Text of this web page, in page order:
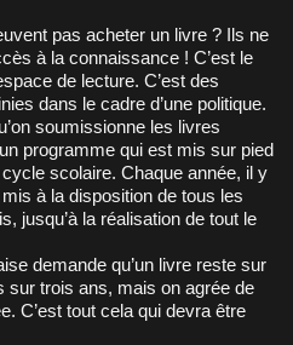
pas acheter un livre ? Ils ne
à la connaissance ! C’est le
de lecture. C’est des
dans le cadre d’une politique.
soumissionne les livres
programme qui est mis sur pied
scolaire. Chaque année, il y
à la disposition de tous les
jusqu’à la réalisation de tout le
demande qu’un livre reste sur
sur trois ans, mais on agrée de
C’est tout cela qui devra être